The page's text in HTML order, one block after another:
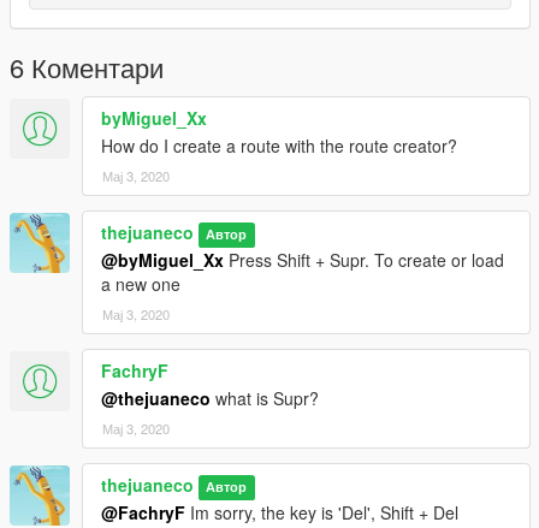
6 Коментари
byMiguel_Xx
How do I create a route with the route creator?
Мај 3, 2020
thejuaneco Автор
@byMiguel_Xx Press Shift + Supr. To create or load
a new one
Мај 3, 2020
FachryF
@thejuaneco what is Supr?
Мај 3, 2020
thejuaneco Автор
@FachryF Im sorry, the key is 'Del', Shift + Del